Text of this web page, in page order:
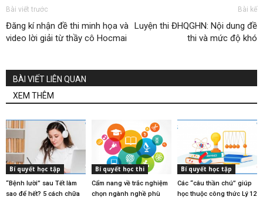
Bài viết trước
Đăng kí nhận đề thi minh họa và
video lời giải từ thầy cô Hocmai
Bài kế
Luyện thi ĐHQGHN: Nội dung đề
thi và mức độ khó
BÀI VIẾT LIÊN QUAN
XEM THÊM
Bí quyết học tập
“Bệnh lười” sau Tết làm
sao để hết? 5 cách chữa
Bí quyết học thi
Cẩm nang về trắc nghiệm
chọn ngành nghề phù
Bí quyết học tập
Các “câu thần chú” giúp
học thuộc công thức Lý 12